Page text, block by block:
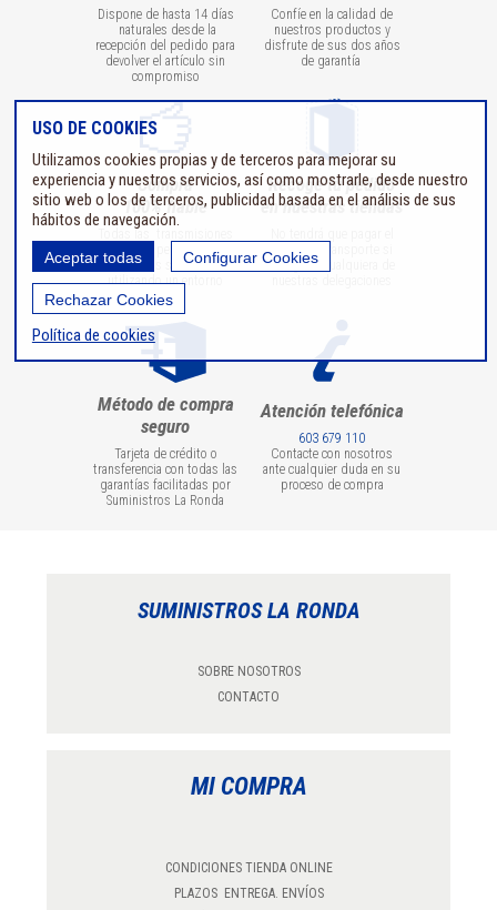
Dispone de hasta 14 días
naturales desde la
recepción del pedido para
devolver el artículo sin
compromiso
Confíe en la calidad de
nuestros productos y
disfrute de sus dos años
de garantía
Compra
100% fiable
de datos personales o
bancarios se realizan
utilizando un entorno
seguro
Recoge tu pedido
en nuestras tiendas
coste del transporte si
recoge en cualquiera de
Método de compra
seguro
Tarjeta de crédito o
transferencia con todas las
garantías facilitadas por
Suministros La Ronda
Atención telefónica
603 679 110
Contacte con nosotros
ante cualquier duda en su
proceso de compra
SUMINISTROS LA RONDA
SOBRE NOSOTROS
CONTACTO
MI COMPRA
CONDICIONES TIENDA ONLINE
PLAZOS ENTREGA. ENVÍOS
USO DE COOKIES
Utilizamos cookies propias y de terceros para mejorar su
experiencia y nuestros servicios, así como mostrarle, desde nuestro
sitio web o los de terceros, publicidad basada en el análisis de sus
hábitos de navegación.
Aceptar todas Configurar Cookies
Rechazar Cookies
Política de cookies